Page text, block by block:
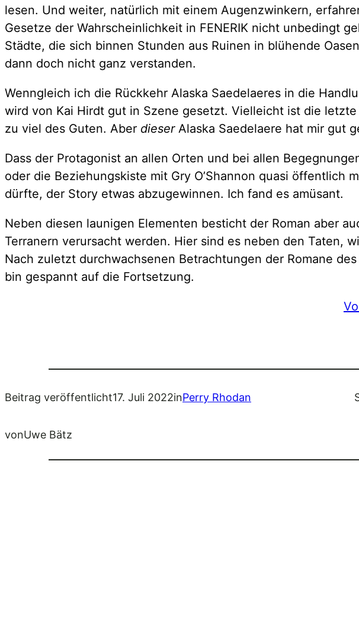
lesen. Und weiter, natürlich mit einem Augenzwinkern,
Gesetze der Wahrscheinlichkeit in FENERIK nicht unbedingt
Städte, die sich binnen Stunden aus Ruinen in blühende
dann doch nicht ganz verstanden.
Wenngleich ich die Rückkehr Alaska Saedelaeres in die
wird von Kai Hirdt gut in Szene gesetzt. Vielleicht ist die
zu viel des Guten. Aber dieserAlaska Saedelaere hat mir gut
Dass der Protagonist an allen Orten und bei allen
oder die Beziehungskiste mit Gry O’Shannon quasi öffentlich
dürfte, der Story etwas abzugewinnen. Ich fand es amüsant.
Neben diesen launigen Elementen besticht der Roman aber
Terranern verursacht werden. Hier sind es neben den Taten,
Nach zuletzt durchwachsenen Betrachtungen der Romane
bin gespannt auf die Fortsetzung.
Beitrag veröffentlicht17. Juli 2022inPerry Rhodan
vonUwe Bätz